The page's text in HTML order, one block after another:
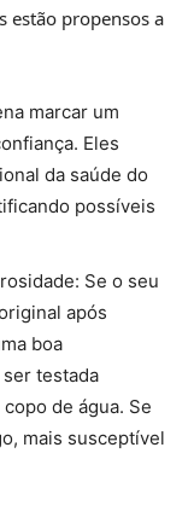
estão propensos a
marcar um
Eles
da saúde do
possíveis
Se o seu
após
boa
testada
de água. Se
mais susceptível